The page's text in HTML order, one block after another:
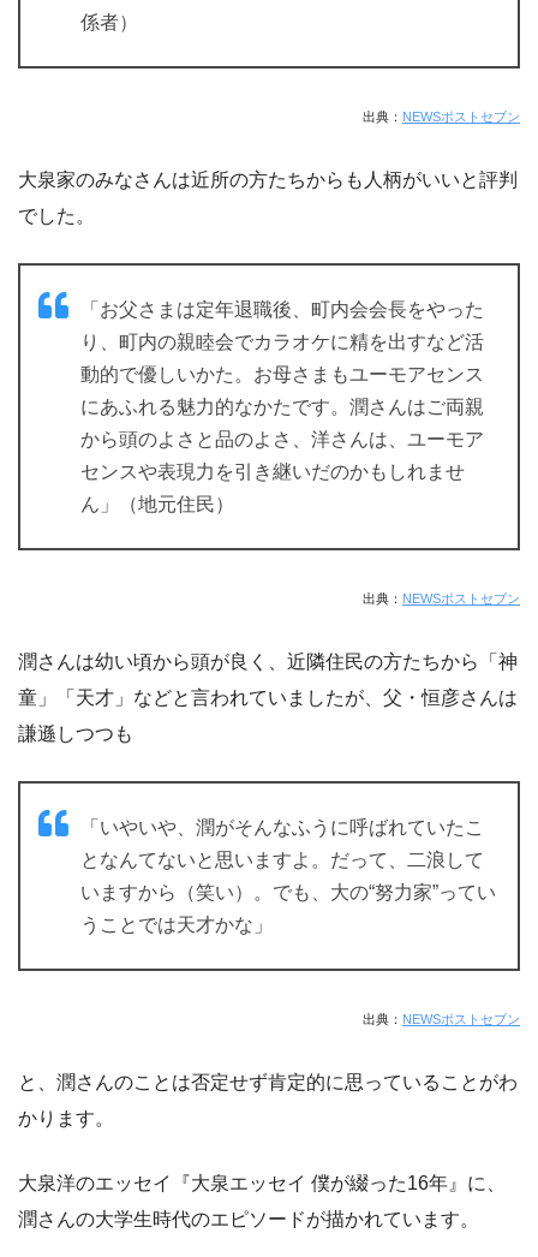
係者）
出典： NEWSポストセブン
大泉家のみなさんは近所の方たちからも人柄がいいと評判
でした。
「お父さまは定年退職後、町内会会長をやった
り、町内の親睦会でカラオケに精を出すなど活
動的で優しいかた。お母さまもユーモアセンス
にあふれる魅力的なかたです。潤さんはご両親
から頭のよさと品のよさ、洋さんは、ユーモア
センスや表現力を引き継いだのかもしれませ
ん」（地元住民）
出典： NEWSポストセブン
潤さんは幼い頃から頭が良く、近隣住民の方たちから「神
童」「天才」などと言われていましたが、父・恒彦さんは
謙遜しつつも
「いやいや、潤がそんなふうに呼ばれていたこ
となんてないと思いますよ。だって、二浪して
いますから（笑い）。でも、大の“努力家”ってい
うことでは天才かな」
出典： NEWSポストセブン
と、潤さんのことは否定せず肯定的に思っていることがわ
かります。
大泉洋のエッセイ『大泉エッセイ 僕が綴った16年』に、
潤さんの大学生時代のエピソードが描かれています。